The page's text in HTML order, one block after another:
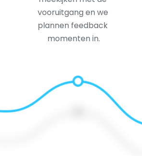
vooruitgang en we
plannen feedback
momenten in.